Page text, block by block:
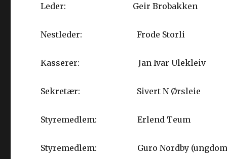
Leder: Geir Brobakken
Nestleder: Frode Storli
Kasserer: Jan Ivar Ulekleiv
Sekretær: Sivert N Ørsleie
Styremedlem: Erlend Teum
Styremedlem: Guro Nordby